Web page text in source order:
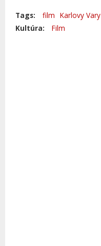
Tags: film Karlovy Vary
Kultúra:
Film